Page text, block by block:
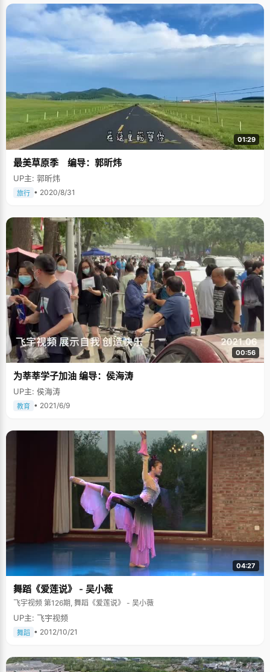
01:29
最美草原季 编导：郭昕炜
UP主: 郭昕炜
旅行 • 2020/8/31
00:56
为莘莘学子加油 编导：侯海涛
UP主: 侯海涛
教育 • 2021/6/9
04:27
舞蹈《爱莲说》 - 吴小薇
飞宇视频 第126期, 舞蹈《爱莲说》 - 吴小薇
UP主: 飞宇视频
舞蹈 • 2012/10/21